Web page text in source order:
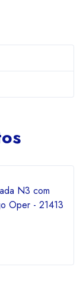
N3 com
Oper - 21413